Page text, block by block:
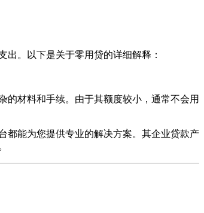
。以下是关于零用贷的详细解释：
的材料和手续。由于其额度较小，通常不会用
都能为您提供专业的解决方案。其企业贷款产